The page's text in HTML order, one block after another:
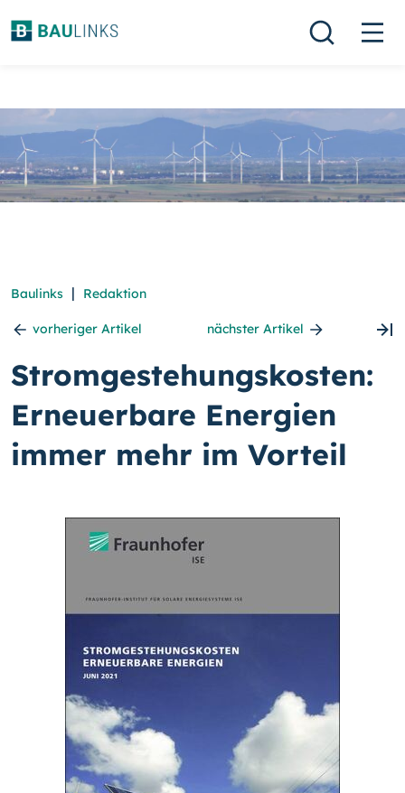
Baulinks | Redaktion
vorheriger Artikel nächster Artikel
Stromgestehungskosten:
Erneuerbare Energien
immer mehr im Vorteil